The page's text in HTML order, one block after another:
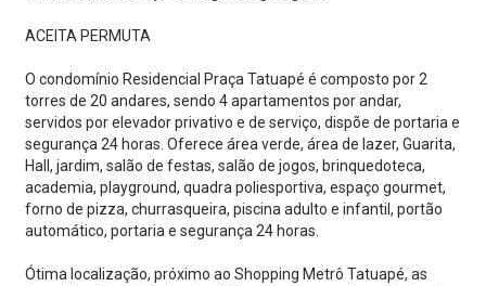
ACEITA PERMUTA
O condomínio Residencial Praça Tatuapé é composto por 2
torres de 20 andares, sendo 4 apartamentos por andar,
servidos por elevador privativo e de serviço, dispõe de portaria e
segurança 24 horas. Oferece área verde, área de lazer, Guarita,
Hall, jardim, salão de festas, salão de jogos, brinquedoteca,
academia, playground, quadra poliesportiva, espaço gourmet,
forno de pizza, churrasqueira, piscina adulto e infantil, portão
automático, portaria e segurança 24 horas.
Ótima localização, próximo ao Shopping Metrô Tatuapé, as